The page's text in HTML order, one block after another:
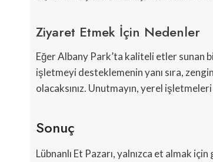
Ziyaret Etmek İçin Nedenler
Eğer Albany Park’ta kaliteli etler sunan
işletmeyi desteklemenin yanı sıra,
olacaksınız. Unutmayın, yerel
Sonuç
Lübnanlı Et Pazarı, yalnızca et almak